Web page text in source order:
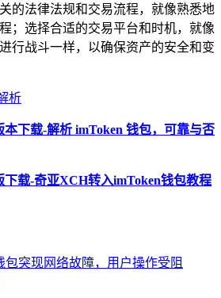
的法律法规和交易流程，就像熟悉地
；选择合适的交易平台和时机，就像
行战斗一样，以确保资产的安全和变
析
本下载-解析 imToken 钱包，可靠与否
下载-奇亚XCH转入imToken钱包教程